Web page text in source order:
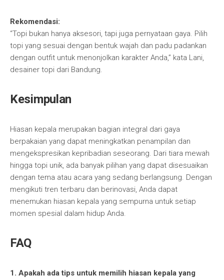
Rekomendasi:
“Topi bukan hanya aksesori, tapi juga pernyataan gaya. Pilih
topi yang sesuai dengan bentuk wajah dan padu padankan
dengan outfit untuk menonjolkan karakter Anda,” kata Lani,
desainer topi dari Bandung.
Kesimpulan
Hiasan kepala merupakan bagian integral dari gaya
berpakaian yang dapat meningkatkan penampilan dan
mengekspresikan kepribadian seseorang. Dari tiara mewah
hingga topi unik, ada banyak pilihan yang dapat disesuaikan
dengan tema atau acara yang sedang berlangsung. Dengan
mengikuti tren terbaru dan berinovasi, Anda dapat
menemukan hiasan kepala yang sempurna untuk setiap
momen spesial dalam hidup Anda.
FAQ
1. Apakah ada tips untuk memilih hiasan kepala yang